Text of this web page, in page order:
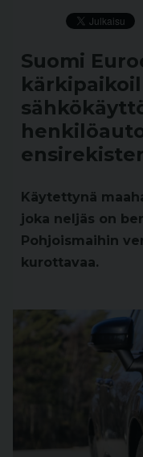
Suomi
Käytettynä
joka neljäs on
Pohjoismaihin
kurottavaa.